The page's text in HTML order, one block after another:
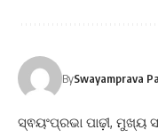
BySwayamprava
ସ୍ଵୟଂପ୍ରଭା ପାଢ଼ୀ, ମୁଖ୍ୟ